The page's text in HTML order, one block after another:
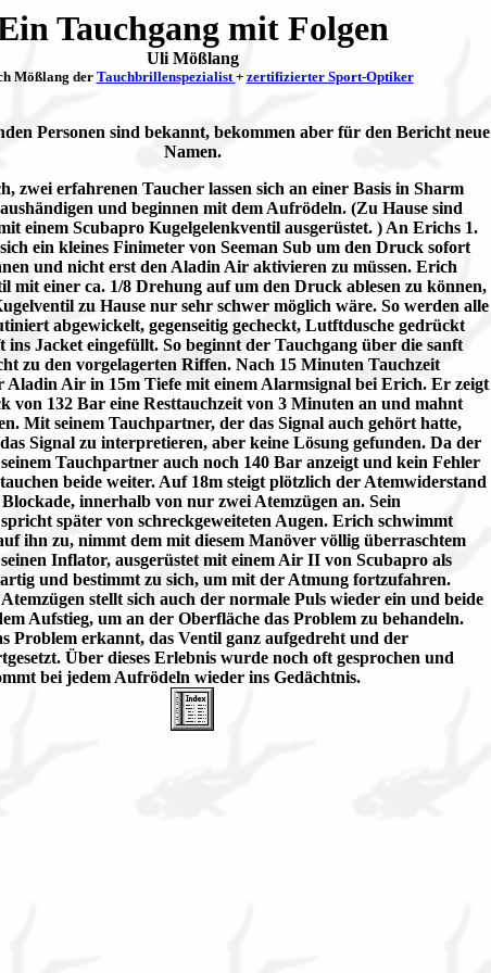
Tauchgang mit Folgen
Uli Mößlang
Mößlang derTauchbrillenspezialist + zertifizierter Sport-Optiker
Personen sind bekannt, bekommen aber für den Bericht neue
Namen.
zwei erfahrenen Taucher lassen sich an einer Basis in Sharm
und beginnen mit dem Aufrödeln. (Zu Hause sind
einem Scubapro Kugelgelenkventil ausgerüstet. ) An Erichs 1.
ein kleines Finimeter von Seeman Sub um den Druck sofort
und nicht erst den Aladin Air aktivieren zu müssen. Erich
mit einer ca. 1/8 Drehung auf um den Druck ablesen zu können,
zu Hause nur sehr schwer möglich wäre. So werden alle
abgewickelt, gegenseitig gecheckt, Lutftdusche gedrückt
ins Jacket eingefüllt. So beginnt der Tauchgang über die sanft
zu den vorgelagerten Riffen. Nach 15 Minuten Tauchzeit
Aladin Air in 15m Tiefe mit einem Alarmsignal bei Erich. Er zeigt
von 132 Bar eine Resttauchzeit von 3 Minuten an und mahnt
Mit seinem Tauchpartner, der das Signal auch gehört hatte,
Signal zu interpretieren, aber keine Lösung gefunden. Da der
Tauchpartner auch noch 140 Bar anzeigt und kein Fehler
beide weiter. Auf 18m steigt plötzlich der Atemwiderstand
innerhalb von nur zwei Atemzügen an. Sein
später von schreckgeweiteten Augen. Erich schwimmt
ihn zu, nimmt dem mit diesem Manöver völlig überraschtem
Inflator, ausgerüstet mit einem Air II von Scubapro als
und bestimmt zu sich, um mit der Atmung fortzufahren.
stellt sich auch der normale Puls wieder ein und beide
Aufstieg, um an der Oberfläche das Problem zu behandeln.
Problem erkannt, das Ventil ganz aufgedreht und der
Über dieses Erlebnis wurde noch oft gesprochen und
bei jedem Aufrödeln wieder ins Gedächtnis.